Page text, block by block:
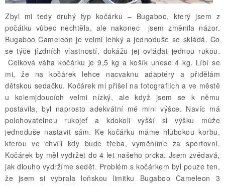
Zbyl mi tedy druhý typ kočárku – Bugaboo, který jsem z
počátku vůbec nechtěla, ale nakonec jsem změnila názor.
Bugaboo Cameleon je velmi lehký a jednoduše se skládá. Co
se týče jízdních vlastností, dokážu jej ovládat jednou rukou.
Celková váha kočárku je 9,5 kg a košík unese 4 kg. Líbí se
mi, že na kočárek lehce nacvaknu adaptéry a přidělám
dětskou sedačku. Kočárek mi přišel na fotografiích a ve městě
u kolemjdoucích velmi nízký, ale když jsem se k němu
postavila, byl naprosto adekvátní mé mini výšce. Navíc má
polohovatelnou rukojeť a kdokoli vyšší si výšku může
jednoduše nastavit sám. Ke kočárku máme hlubokou korbu,
kterou ve chvíli kdy bude třeba, vyměníme za sportovní.
Kočárek by měl vydržet do 4 let našeho prcka. Jsem zvědavá,
jak dlouho vydržíme sedět. Problém s kočárkem byl pouze ten,
že jsem si vybrala loňskou limitku Bugaboo Cameleon 3